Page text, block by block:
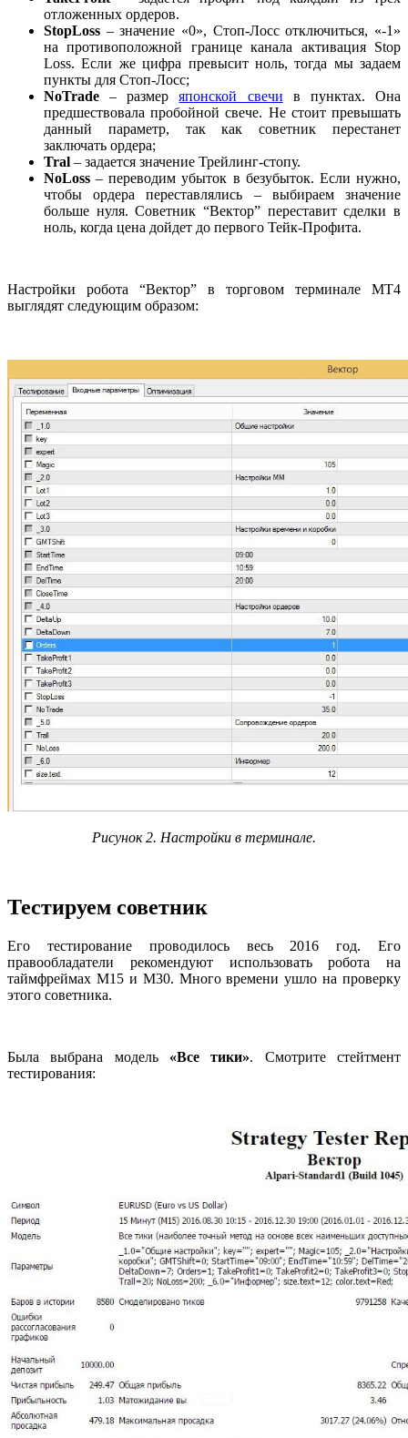
отложенных ордеров.
StopLoss – значение «0», Стоп-Лосс отключиться, «-1»
на противоположной границе канала активация Stop
Loss. Если же цифра превысит ноль, тогда мы задаем
пункты для Стоп-Лосс;
NoTrade – размеряпонской свечи в пунктах. Она
предшествовала пробойной свече. Не стоит превышать
данный параметр, так как советник перестанет
заключать ордера;
Tral – задается значение Трейлинг-стопу.
NoLoss – переводим убыток в безубыток. Если нужно,
чтобы ордера переставлялись – выбираем значение
больше нуля. Советник “Вектор” переставит сделки в
ноль, когда цена дойдет до первого Тейк-Профита.
Настройки робота “Вектор” в торговом терминале МТ4
выглядят следующим образом:
Рисунок 2. Настройки в терминале.
Тестируем советник
Его тестирование проводилось весь 2016 год. Его
правообладатели рекомендуют использовать робота на
таймфреймах М15 и М30. Много времени ушло на проверку
этого советника.
Была выбрана модель «Все тики». Смотрите стейтмент
тестирования: